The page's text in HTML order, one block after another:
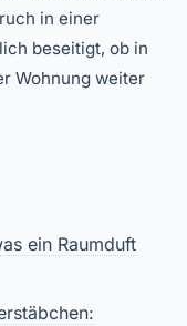
in einer
beseitigt, ob in
Wohnung weiter
ein Raumduft